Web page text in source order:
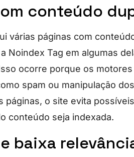
conteúdo
várias páginas com
Noindex Tag em algumas
ocorre porque os
spam ou manipulação
páginas, o site evita
conteúdo seja indexada.
baixa